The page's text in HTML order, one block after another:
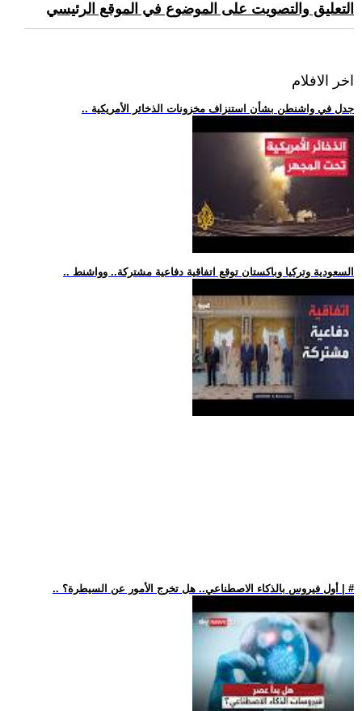
التعليق والتصويت على الموضوع في الموقع الرئيسي
اخر الافلام
.. جدل في واشنطن بشأن استنزاف مخزونات الذخائر الأمريكية
.. السعودية وتركيا وباكستان توقع اتفاقية دفاعية مشتركة.. وواشنط
.. أول فيروس بالذكاء الاصطناعي.. هل تخرج الأمور عن السيطرة؟ | #